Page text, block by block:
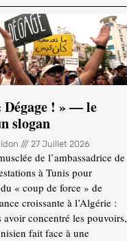
Dégage ! » — le
slogan
27 Juillet 2026
de l’ambassadrice de
à Tunis pour
« coup de force » de
croissante à l’Algérie :
avoir concentré les pouvoirs,
fait face à une